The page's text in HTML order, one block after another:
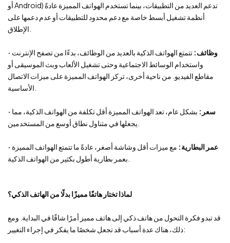
أو Android) تدعم العديد من التطبيقات، بينما تستخدم الهواتف المميزة عادةً
أنظمة تشغيل أبسط خاصة مع دعم محدود للتطبيقات أو عدم دعمها على
· وظائف: تتمتع الهواتف الذكية بالعديد من الوظائف، بدءًا من تصفح الإنترنت
واستخدام الوسائط الاجتماعية وحتى تشغيل الألعاب وبث الموسيقى أو
مقاطع الفيديو. من ناحية أخرى، تركز الهواتف المميزة على ميزات الاتصال
· سعر: بشكل عام، تعد الهواتف المميزة أقل تكلفة من الهواتف الذكية، مما
· عمر البطارية: مع ميزات أقل وشاشة أصغر، عادةً ما تتمتع الهواتف المميزة
لماذا تختار هاتفًا مميزًا بدلًا من الهاتف الذكي؟
قد تبدو فكرة التحول من هاتف ذكي إلى هاتف مميز أمرًا شاقًا في البداية. ومع
ذلك، هناك عدة أسباب قد تجعل شخصًا ما يفكر في إجراء التغيير: